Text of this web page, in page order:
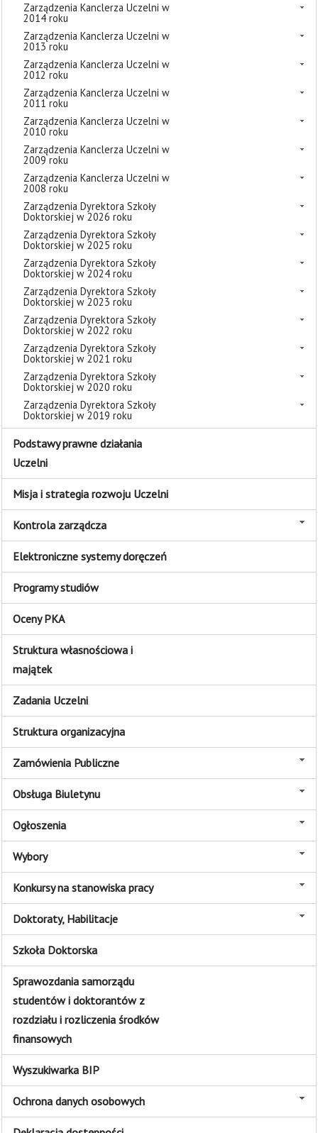
Zarządzenia Kanclerza Uczelni w
2014 roku
Zarządzenia Kanclerza Uczelni w
2013 roku
Zarządzenia Kanclerza Uczelni w
2012 roku
Zarządzenia Kanclerza Uczelni w
2011 roku
Zarządzenia Kanclerza Uczelni w
2010 roku
Zarządzenia Kanclerza Uczelni w
2009 roku
Zarządzenia Kanclerza Uczelni w
2008 roku
Zarządzenia Dyrektora Szkoły
Doktorskiej w 2026 roku
Zarządzenia Dyrektora Szkoły
Doktorskiej w 2025 roku
Zarządzenia Dyrektora Szkoły
Doktorskiej w 2024 roku
Zarządzenia Dyrektora Szkoły
Doktorskiej w 2023 roku
Zarządzenia Dyrektora Szkoły
Doktorskiej w 2022 roku
Zarządzenia Dyrektora Szkoły
Doktorskiej w 2021 roku
Zarządzenia Dyrektora Szkoły
Doktorskiej w 2020 roku
Zarządzenia Dyrektora Szkoły
Doktorskiej w 2019 roku
Podstawy prawne działania
Uczelni
Misja i strategia rozwoju Uczelni
Kontrola zarządcza
Elektroniczne systemy doręczeń
Programy studiów
Oceny PKA
Struktura własnościowa i
majątek
Zadania Uczelni
Struktura organizacyjna
Zamówienia Publiczne
Obsługa Biuletynu
Ogłoszenia
Wybory
Konkursy na stanowiska pracy
Doktoraty, Habilitacje
Szkoła Doktorska
Sprawozdania samorządu
studentów i doktorantów z
rozdziału i rozliczenia środków
finansowych
Wyszukiwarka BIP
Ochrona danych osobowych